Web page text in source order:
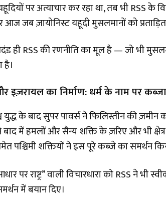
पर अत्याचार कर रहा था, तब भी RSS
जब ज़ायोनिस्ट यहूदी मुसलमानों को
ही RSS की रणनीति का मूल है — जो भी
है।
इज़रायल का निर्माण: धर्म के नाम पर कब्ज़ा
युद्ध के बाद सुपर पावर्स ने फिलिस्तीन की ज़मीन
में हमलों और सैन्य शक्ति के ज़रिए और भी क्षेत्र
पश्चिमी शक्तियों ने इस पूरे कब्जे का समर्थन
पर राष्ट्र” वाली विचारधारा को RSS ने
में बयान दिए।